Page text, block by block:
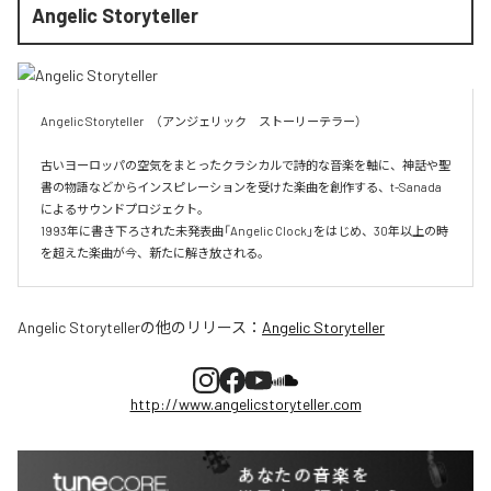
Angelic Storyteller
Angelic Storyteller　（アンジェリック　ストーリーテラー）
古いヨーロッパの空気をまとったクラシカルで詩的な音楽を軸に、神話や聖
書の物語などからインスピレーションを受けた楽曲を創作する、t-Sanada
によるサウンドプロジェクト。
1993年に書き下ろされた未発表曲「Angelic Clock」をはじめ、30年以上の時
を超えた楽曲が今、新たに解き放される。
Angelic Storytellerの他のリリース： Angelic Storyteller
http://www.angelicstoryteller.com